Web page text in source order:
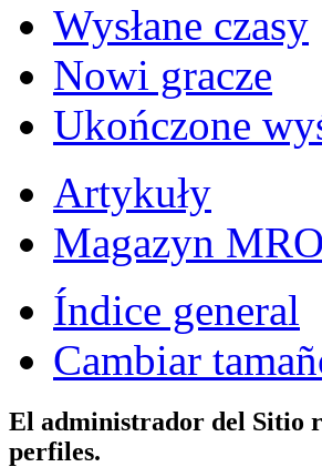
Wysłane czasy
Nowi gracze
Ukończone
Artykuły
Magazyn MRO
Índice general
Cambiar
El administrador del Sitio
perfiles.